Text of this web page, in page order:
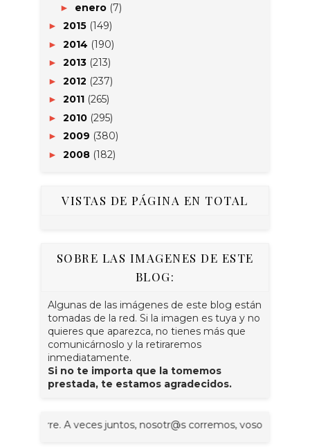
► enero (7)
► 2015 (149)
► 2014 (190)
► 2013 (213)
► 2012 (237)
► 2011 (265)
► 2010 (295)
► 2009 (380)
► 2008 (182)
VISTAS DE PÁGINA EN TOTAL
SOBRE LAS IMAGENES DE ESTE
BLOG:
Algunas de las imágenes de este blog están
tomadas de la red. Si la imagen es tuya y no
quieres que aparezca, no tienes más que
comunicárnoslo y la retiraremos
inmediatamente.
Si no te importa que la tomemos
prestada, te estamos agradecidos.
corre. A veces juntos, nosotr@s corremos, vosotr@s corréis,